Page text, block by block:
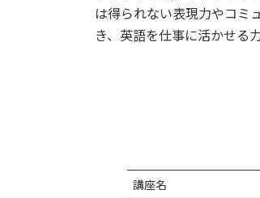
は得られない表現力やコミ
き、英語を仕事に活かせる
講座名